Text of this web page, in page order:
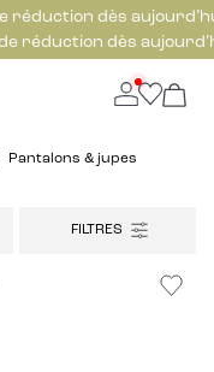
réduction dès
réduction dès
Pantalons & jupes